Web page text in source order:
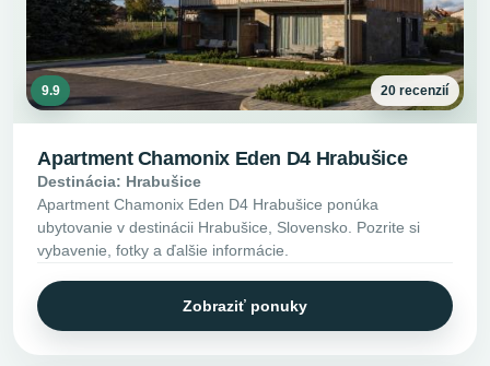
9.9 20 recenzií
Apartment Chamonix Eden D4 Hrabušice
Destinácia: Hrabušice
Apartment Chamonix Eden D4 Hrabušice ponúka
ubytovanie v destinácii Hrabušice, Slovensko. Pozrite si
vybavenie, fotky a ďalšie informácie.
Zobraziť ponuky